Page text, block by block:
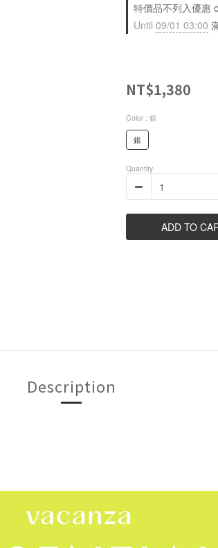
特價品不列入優惠
Until 09/01 03:00
NT$1,380
Color : 銀
銀
Quantity
ADD TO
Description